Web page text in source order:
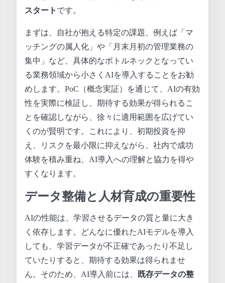
スタート です。
まずは、自社が抱える特定の課題、例えば「マ
ッチングの属人化」や「月末月初の管理業務の
集中」など、具体的なボトルネックとなってい
る業務領域から小さくAIを導入することをお勧
めします。PoC（概念実証）を通じて、AIの有効
性を実際に検証し、期待する効果が得られるこ
とを確認しながら、徐々に適用範囲を広げてい
くのが賢明です。これにより、初期投資を抑
え、リスクを最小限に抑えながら、社内で成功
体験を積み重ね、AI導入への理解と協力を得や
すくなります。
データ整備と人材育成の重要性
AIの性能は、学習させるデータの質と量に大き
く依存します。どんなに優れたAIモデルを導入
しても、学習データが不正確であったり不足し
ていたりすると、期待する効果は得られませ
ん。そのため、AI導入前には、
既存データの整